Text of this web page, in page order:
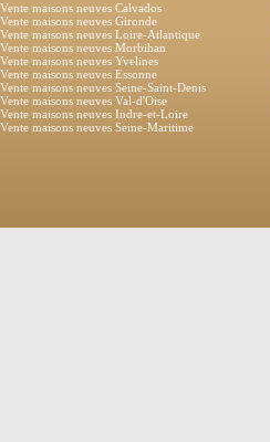
Vente maisons neuves Calvados
Vente maisons neuves Gironde
Vente maisons neuves Loire-Atlantique
Vente maisons neuves Morbihan
Vente maisons neuves Yvelines
Vente maisons neuves Essonne
Vente maisons neuves Seine-Saint-Denis
Vente maisons neuves Val-d'Oise
Vente maisons neuves Indre-et-Loire
Vente maisons neuves Seine-Maritime